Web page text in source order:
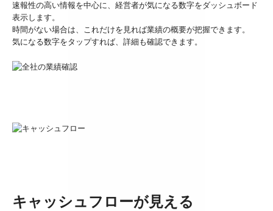
速報性の高い情報を中心に、経営者が気になる数字をダッシュボード
表示します。
時間がない場合は、これだけを見れば業績の概要が把握できます。
気になる数字をタップすれば、詳細も確認できます。
キャッシュフローが見える